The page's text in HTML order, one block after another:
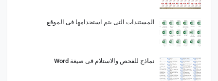
المستندات التى يتم استخدامها فى الموقع
نماذج للفحص والاستلام فى صيغة Word